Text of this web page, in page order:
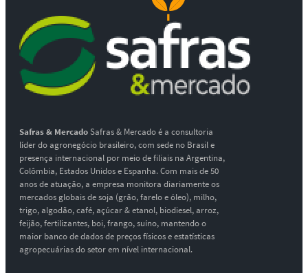
Safras & MercadoSafras & Mercado é a consultoria
líder do agronegócio brasileiro, com sede no Brasil e
presença internacional por meio de filiais na Argentina,
Colômbia, Estados Unidos e Espanha. Com mais de 50
anos de atuação, a empresa monitora diariamente os
mercados globais de soja (grão, farelo e óleo), milho,
trigo, algodão, café, açúcar & etanol, biodiesel, arroz,
feijão, fertilizantes, boi, frango, suíno, mantendo o
maior banco de dados de preços físicos e estatísticas
agropecuárias do setor em nível internacional.